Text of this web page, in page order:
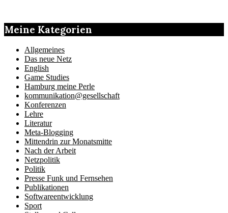
Meine Kategorien
Allgemeines
Das neue Netz
English
Game Studies
Hamburg meine Perle
kommunikation@gesellschaft
Konferenzen
Lehre
Literatur
Meta-Blogging
Mittendrin zur Monatsmitte
Nach der Arbeit
Netzpolitik
Politik
Presse Funk und Fernsehen
Publikationen
Softwareentwicklung
Sport